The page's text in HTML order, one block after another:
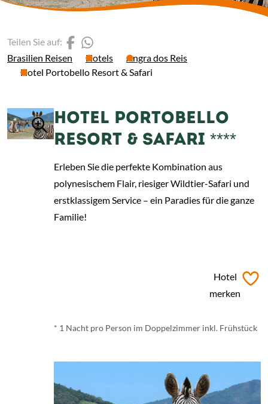
Brasilien Reisen Hotels
Angra dos Reis
Hotel Portobello Resort & Safari
Teilen Sie auf: (Link öffnet einen neuen
HOTEL PORTOBELLO
RESORT & SAFARI ****
Erleben Sie die perfekte Kombination aus
polynesischem Flair, riesiger Wildtier-Safari und
erstklassigem Service – ein Paradies für die ganze
Familie!
Hotel
merken
* 1 Nacht pro Person im Doppelzimmer inkl. Frühstück